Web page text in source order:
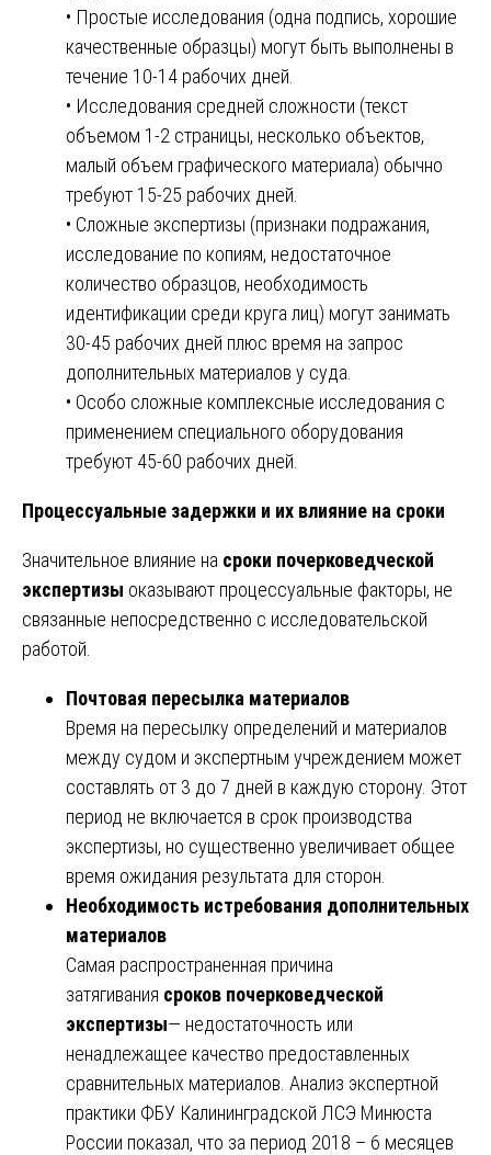
• Простые исследования (одна подпись, хорошие
качественные образцы) могут быть выполнены в
течение 10-14 рабочих дней.
• Исследования средней сложности (текст
объемом 1-2 страницы, несколько объектов,
малый объем графического материала) обычно
требуют 15-25 рабочих дней.
• Сложные экспертизы (признаки подражания,
исследование по копиям, недостаточное
количество образцов, необходимость
идентификации среди круга лиц) могут занимать
30-45 рабочих дней плюс время на запрос
дополнительных материалов у суда.
• Особо сложные комплексные исследования с
применением специального оборудования
требуют 45-60 рабочих дней.
Процессуальные задержки и их влияние на сроки
Значительное влияние на сроки почерковедческой
экспертизы оказывают процессуальные факторы, не
связанные непосредственно с исследовательской
работой.
Почтовая пересылка материалов
Время на пересылку определений и материалов
между судом и экспертным учреждением может
составлять от 3 до 7 дней в каждую сторону. Этот
период не включается в срок производства
экспертизы, но существенно увеличивает общее
время ожидания результата для сторон.
Необходимость истребования дополнительных
материалов
Самая распространенная причина
затягивания сроков почерковедческой
экспертизы— недостаточность или
ненадлежащее качество предоставленных
сравнительных материалов. Анализ экспертной
практики ФБУ Калининградской ЛСЭ Минюста
России показал, что за период 2018 – 6 месяцев